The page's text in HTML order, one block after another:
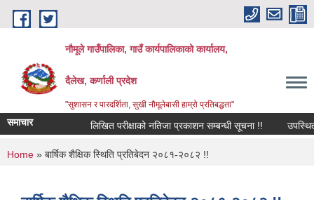
Skip to main content
नौमूले गाउँपालिका, गाउँ कार्यपालिकाको कार्यालय,
दैलेख, कर्णाली प्रदेश
"सुशासन र पारदर्शिता, सुखी नौमूलेबासी हाम्रो प्रतिबद्धता"
समाचार लिखित परीक्षाको नतिजा प्रकाशन सम्बन्धी सूचना !! उपस्थित भई
You are here
Home » बार्षिक शैक्षिक स्थिति प्रतिबेदन २०८१-२०८२ !!